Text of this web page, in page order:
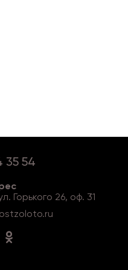
35 54
Горького 26, оф. 31
.ru